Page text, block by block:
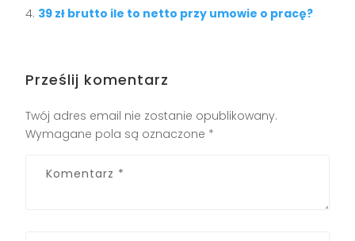
39 zł brutto ile to netto przy umowie o pracę?
Prześlij komentarz
Twój adres email nie zostanie opublikowany.
Wymagane pola są oznaczone *